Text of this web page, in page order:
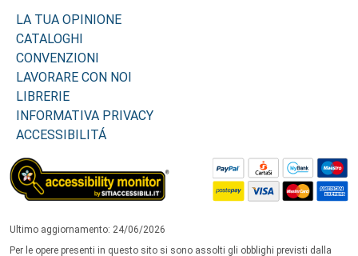
LA TUA OPINIONE
CATALOGHI
CONVENZIONI
LAVORARE CON NOI
LIBRERIE
INFORMATIVA PRIVACY
ACCESSIBILITÁ
Ultimo aggiornamento: 24/06/2026
Per le opere presenti in questo sito si sono assolti gli obblighi previsti dalla